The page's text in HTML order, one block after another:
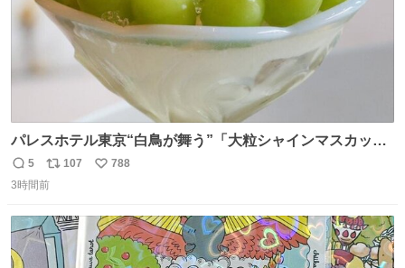
パレスホテル東京“白鳥が舞う”「大粒シャインマスカット
パフェ」キラキラ輝く水面ジュレ添え - fashion-
press.net/news/149567
返
信
5
リ
ポ
ト
数
107
い
数
788
3時間前